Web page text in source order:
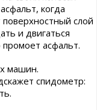
когда
слой
и двигаться
асфальт.
машин.
спидометр: